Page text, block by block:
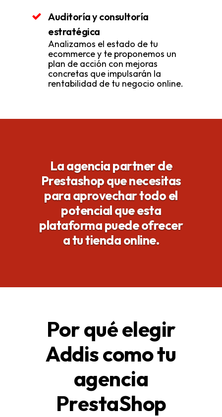
Auditoría y consultoría
estratégica
Analizamos el estado de tu
ecommerce y te proponemos un
plan de acción con mejoras
concretas que impulsarán la
rentabilidad de tu negocio online.
La agencia partner de
Prestashop que necesitas
para aprovechar todo el
potencial que esta
plataforma puede ofrecer
a tu tienda online.
Por qué elegir
Addis como tu
agencia
PrestaShop